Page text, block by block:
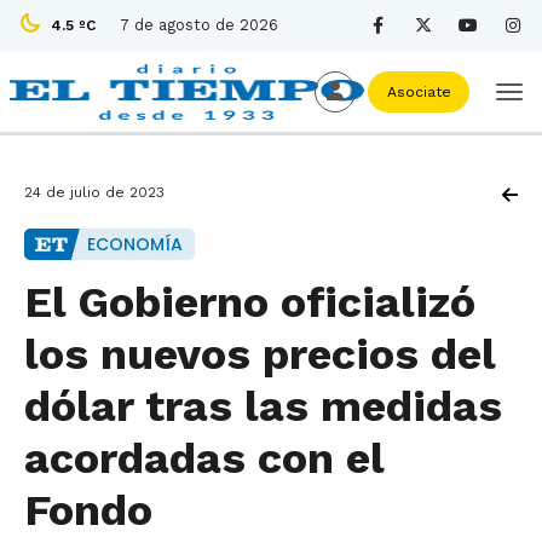
4.5 ºC 7 de agosto de 2026
Asociate
24 de julio de 2023
ECONOMÍA
El Gobierno oficializó
los nuevos precios del
dólar tras las medidas
acordadas con el
Fondo